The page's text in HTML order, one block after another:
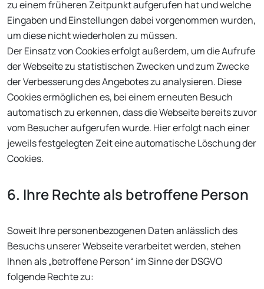
zu einem früheren Zeitpunkt aufgerufen hat und welche
Eingaben und Einstellungen dabei vorgenommen wurden,
um diese nicht wiederholen zu müssen.
Der Einsatz von Cookies erfolgt außerdem, um die Aufrufe
der Webseite zu statistischen Zwecken und zum Zwecke
der Verbesserung des Angebotes zu analysieren. Diese
Cookies ermöglichen es, bei einem erneuten Besuch
automatisch zu erkennen, dass die Webseite bereits zuvor
vom Besucher aufgerufen wurde. Hier erfolgt nach einer
jeweils festgelegten Zeit eine automatische Löschung der
Cookies.
6. Ihre Rechte als betroffene Person
Soweit Ihre personenbezogenen Daten anlässlich des
Besuchs unserer Webseite verarbeitet werden, stehen
Ihnen als „betroffene Person“ im Sinne der DSGVO
folgende Rechte zu: